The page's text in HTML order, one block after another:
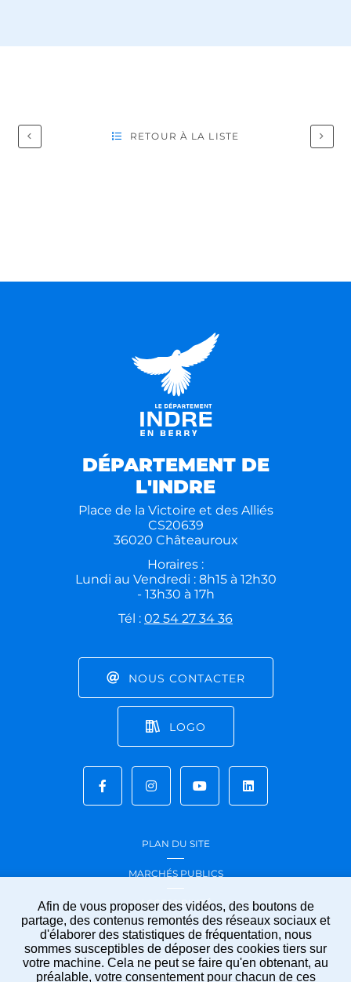
Afin de vous proposer des vidéos, des boutons de
partage, des contenus remontés des réseaux sociaux et
d'élaborer des statistiques de fréquentation, nous
sommes susceptibles de déposer des cookies tiers sur
votre machine. Cela ne peut se faire qu'en obtenant, au
préalable, votre consentement pour chacun de ces
RETOUR À LA LISTE
DÉPARTEMENT DE
L'INDRE
Place de la Victoire et des Alliés
CS20639
36020 Châteauroux
Horaires :
Lundi au Vendredi : 8h15 à 12h30
- 13h30 à 17h
Tél : 02 54 27 34 36
NOUS CONTACTER
LOGO
PLAN DU SITE
MARCHÉS PUBLICS
ACCESSIBILITÉ
MENTIONS LÉGALES
PROTECTION DES
DONNÉES